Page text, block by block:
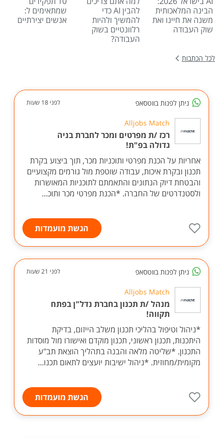
הבינה המלאכותית
משנה את חיינו ואת
שוק העבודה
להבין AI כדי
להמשיך ולהיות
רלוונטיים בשוק
העבודה?
שמתאימים ל:
אנשים יצירתיים
לכל הכתבות
ניתן לפנות בווטסאפ לפני 18 שעות
Alljobs Match
רכז /ת מפרטים ומכר לחברת בניה
גדולה בפ"ת!
אחריות על הכנת מפרטי ותוכניות מכר, תוך ביצוע בקרת
תכנון ובקרת איכות, עבודה שוטפת מול גורמים מקצועיים
והבטחת דיוק הנתונים והתאמתם לתוכניות המאושרות
ולסטנדרטים של החברה. *הכנת מפרטי מכר ותוכ...
הגשת מועמדות
ניתן לפנות בווטסאפ לפני 21 שעות
Alljobs Match
מנהל /ת תכנון בחברת נדל"ן בפתח
תקווה!
*ניהול וטיפול בהליכי תכנון משלב הייזום, בדיקת
היתכנות, תכנון ראשוני, תכנון מוקדם ואישורו מול מוסדות
התכנון. *שליטה מלאה והבנה בתהליך הוצאת תב"ע
מקומית/מחוזית. *ניהול ישיבות יועצים לתאום תכנו...
הגשת מועמדות